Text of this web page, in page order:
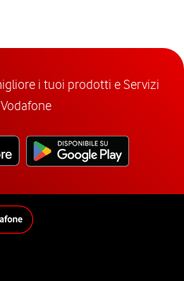
i tuoi prodotti e Servizi
Vodafone